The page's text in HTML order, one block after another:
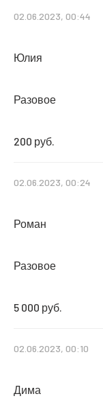
02.06.2023, 00:44
Юлия
Разовое
200 руб.
02.06.2023, 00:24
Роман
Разовое
5 000 руб.
02.06.2023, 00:10
Дима